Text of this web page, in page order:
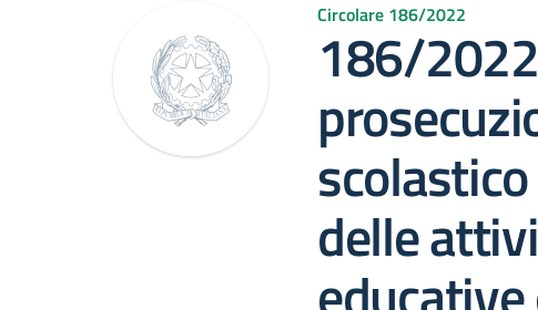
Circolare 186/2022
186/
delle